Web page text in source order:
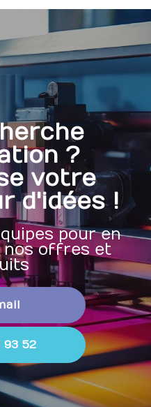
?
votre
d'idées !
pour en
nos offres et
93 52